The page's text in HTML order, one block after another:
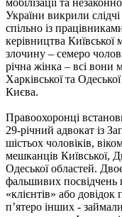
України викрили
спільно із
керівництва Київської
злочину – семеро
річна жінка – всі вони
Харківської та
Києва.
Правоохоронці
29-річний адвокат із
шістьох чоловіків,
мешканців Київської,
Одеської областей.
фальшивих посвідчень
«клієнтів» або
п’ятеро інших -